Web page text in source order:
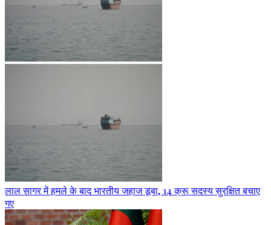
लाल सागर में हमले के बाद भारतीय जहाज डूबा, 14 क्रू सदस्य सुरक्षित बचाए
गए